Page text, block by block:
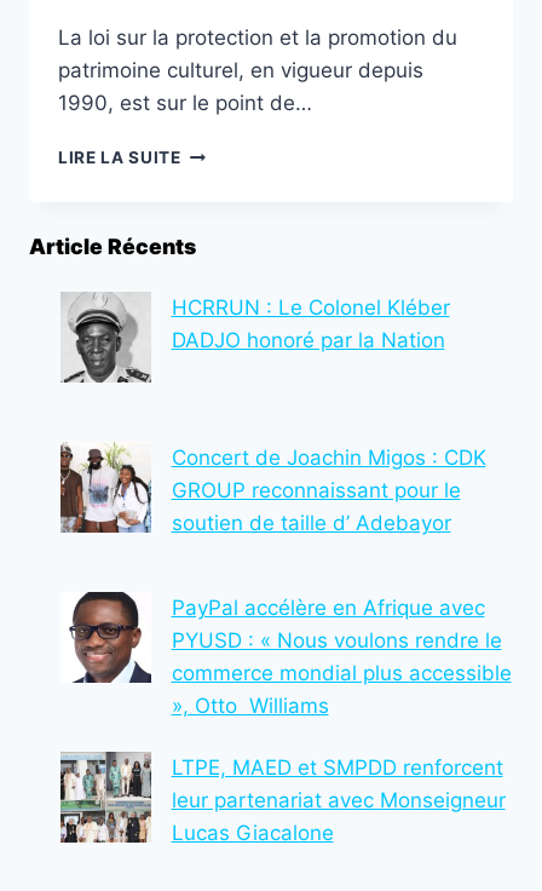
La loi sur la protection et la promotion du
patrimoine culturel, en vigueur depuis
1990, est sur le point de…
LIRE LA SUITETOGO/RÉFORME
SUR
PROTECTION
DU
PATRIMOINE
UNE
MISE
JOUR
AUX
DÉFIS
Article Récents
HCRRUN : Le Colonel Kléber
DADJO honoré par la Nation
Concert de Joachin Migos : CDK
GROUP reconnaissant pour le
soutien de taille d’ Adebayor
PayPal accélère en Afrique avec
PYUSD : « Nous voulons rendre le
commerce mondial plus accessible
», Otto Williams
LTPE, MAED et SMPDD renforcent
leur partenariat avec Monseigneur
Lucas Giacalone